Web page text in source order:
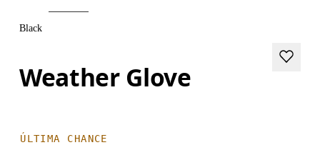
Black
Weather Glove
ÚLTIMA CHANCE